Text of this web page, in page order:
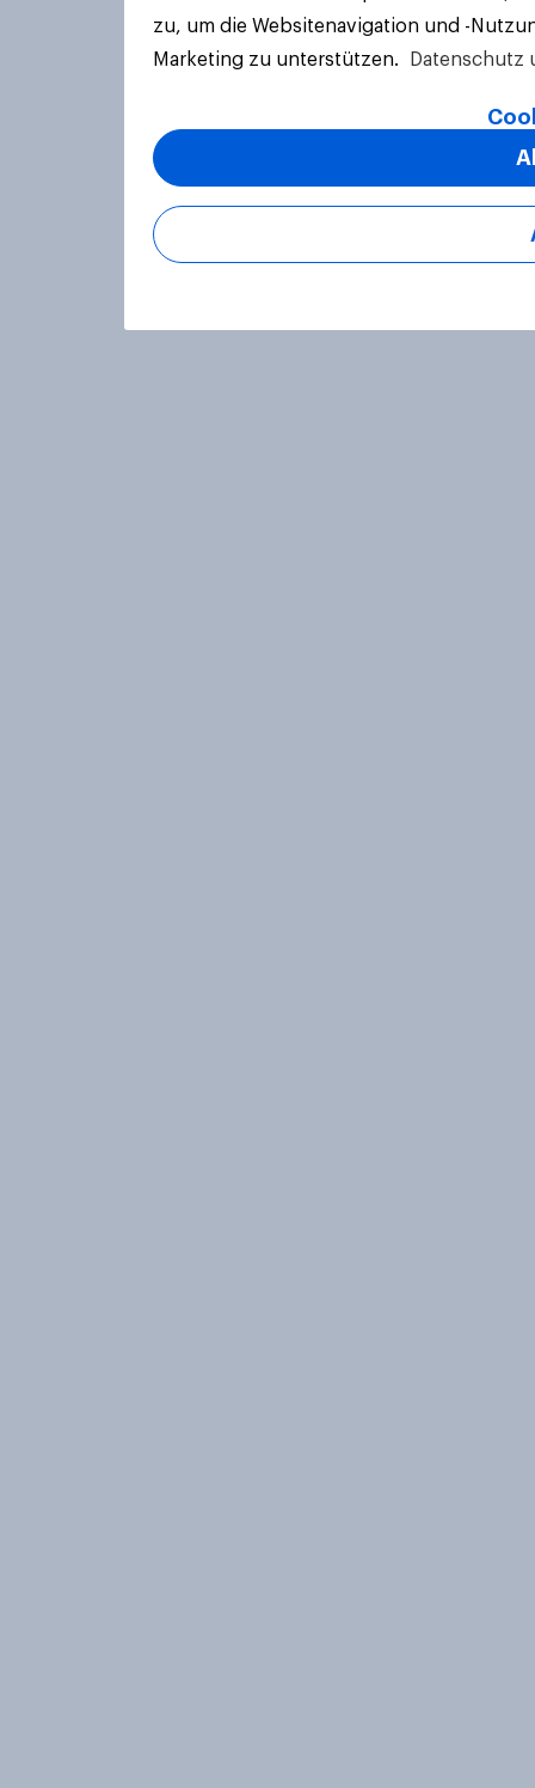
zu, um die Websitenavigation und -
Marketing zu unterstützen.
Datenschutz